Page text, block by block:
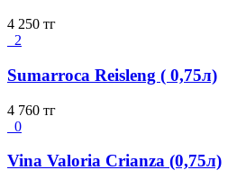
4 250 тг
2
Sumarroca Reisleng ( 0,75л)
4 760 тг
0
Vina Valoria Crianza (0,75л)